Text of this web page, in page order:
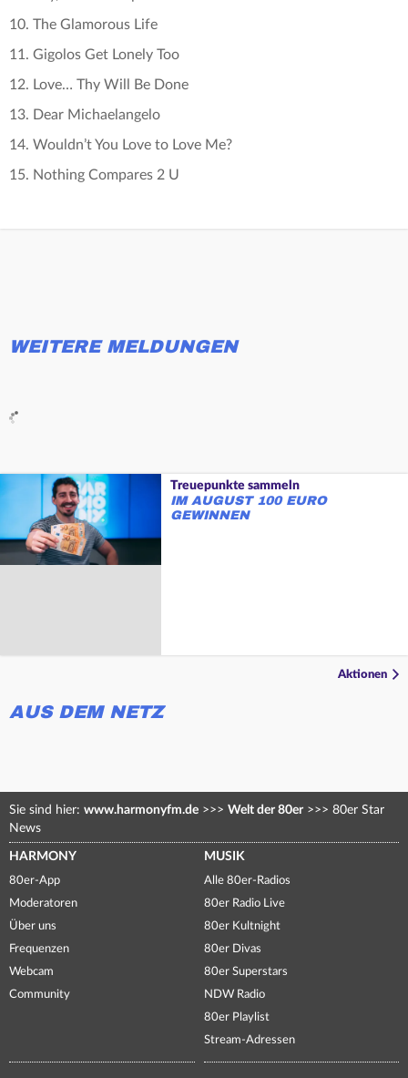
10. The Glamorous Life
11. Gigolos Get Lonely Too
12. Love… Thy Will Be Done
13. Dear Michaelangelo
14. Wouldn’t You Love to Love Me?
15. Nothing Compares 2 U
WEITERE MELDUNGEN
Treuepunkte sammeln
IM AUGUST 100 EURO
GEWINNEN
Aktionen
AUS DEM NETZ
Sie sind hier: www.harmonyfm.de >>> Welt der 80er >>> 80er Star
News
HARMONY
80er-App
Moderatoren
Über uns
Frequenzen
Webcam
Community
MUSIK
Alle 80er-Radios
80er Radio Live
80er Kultnight
80er Divas
80er Superstars
NDW Radio
80er Playlist
Stream-Adressen